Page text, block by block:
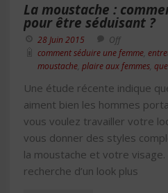
La moustache :
pour être séduisant ?
28 Juin 2015
Off
comment séduire une femme
moustache plaire aux femmes
Une étude récente indique
aiment bien les hommes
vous voulez travailler votre
vous donner des styles
la moustache et votre visage.
recherche d’un look plus